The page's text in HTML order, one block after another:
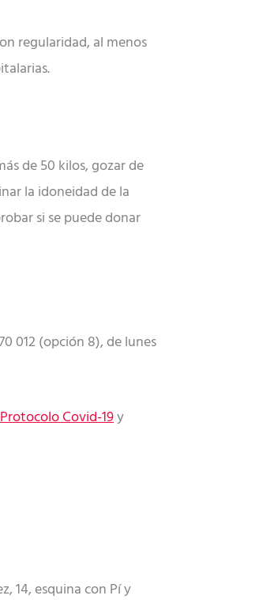
regularidad, al menos
de 50 kilos, gozar de
la idoneidad de la
si se puede donar
012 (opción 8), de lunes
Protocolo Covid-19y
14, esquina con Pí y